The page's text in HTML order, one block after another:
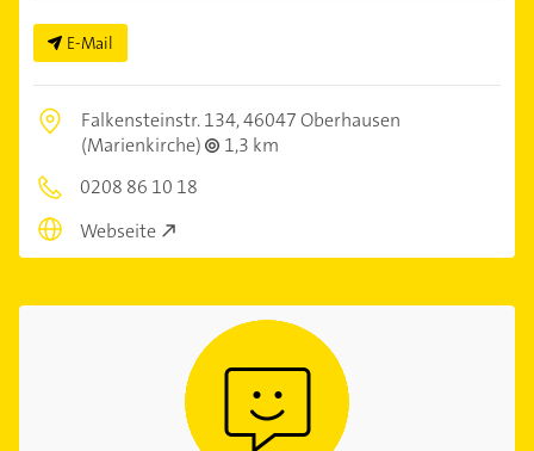
E-Mail
Falkensteinstr. 134,46047 Oberhausen
(Marienkirche)
1,3 km
0208 86 10 18
Webseite